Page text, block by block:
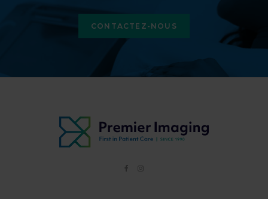
CONTACTEZ-NOUS